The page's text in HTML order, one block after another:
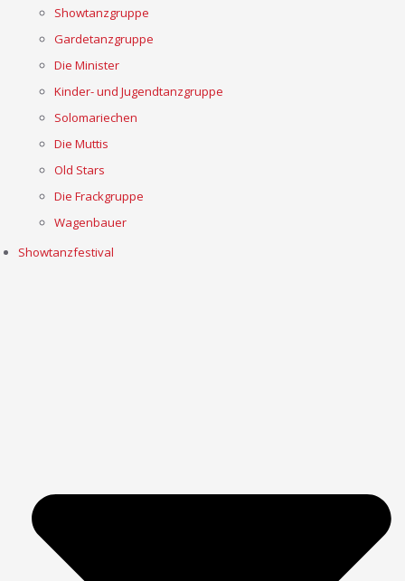
Showtanzgruppe
Gardetanzgruppe
Die Minister
Kinder- und Jugendtanzgruppe
Solomariechen
Die Muttis
Old Stars
Die Frackgruppe
Wagenbauer
Showtanzfestival